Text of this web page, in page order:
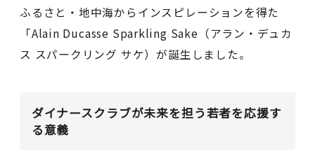
ふるさと・地中海からインスピレーションを得た
「Alain Ducasse Sparkling Sake（アラン・デュカ
ス スパークリング サケ）が誕生しました。
ダイナースクラブが未来を担う若者を応援す
る意義